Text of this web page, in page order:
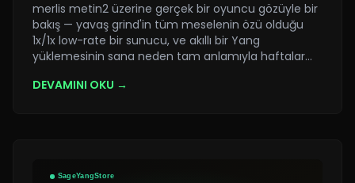
merlis metin2 üzerine gerçek bir oyuncu gözüyle bir
bakış — yavaş grind'in tüm meselenin özü olduğu
1x/1x low-rate bir sunucu, ve akıllı bir Yang
yüklemesinin sana neden tam anlamıyla haftalar…
DEVAMINI OKU →